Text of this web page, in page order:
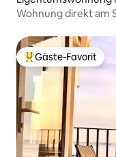
Wohnung direkt am
Beliebter Gäste-
Gäste-Favorit